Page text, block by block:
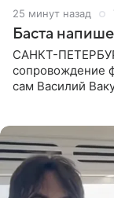
25 минут назад
Баста
САНКТ-
сопровождение
сам Василий